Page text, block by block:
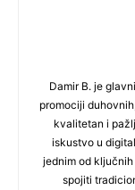
Damir B. je
promociji
kvalitetan i
iskustvo u
jednim od
spojiti